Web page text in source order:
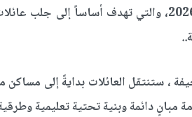
رؤيتهم لعام 2026، والتي تهدف أساساً
، ستنتقل العائلات بدايةً إلى مساكن
مبانٍ دائمة وبنية تحتية تعليمية